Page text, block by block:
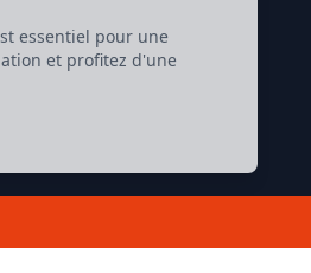
essentiel pour une
et profitez d'une